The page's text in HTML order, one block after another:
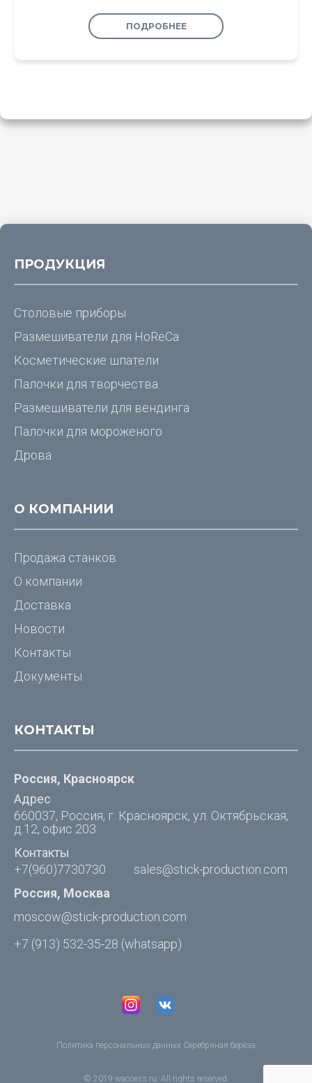
ПОДРОБНЕЕ
ПРОДУКЦИЯ
Столовые приборы
Размешиватели для HoReCa
Косметические шпатели
Палочки для творчества
Размешиватели для вендинга
Палочки для мороженого
Дрова
О КОМПАНИИ
Продажа станков
О компании
Доставка
Новости
Контакты
Документы
КОНТАКТЫ
Россия, Красноярск
Адрес
660037, Россия, г. Красноярск, ул. Октябрьская,
д.12, офис 203
Контакты
+7(960)7730730
sales@stick-production.com
Россия, Москва
moscow@stick-production.com
+7 (913) 532-35-28 (whatsapp)
Политика персональных данных Серебряная берёза
© 2019 waccess.ru. All rights reserved.